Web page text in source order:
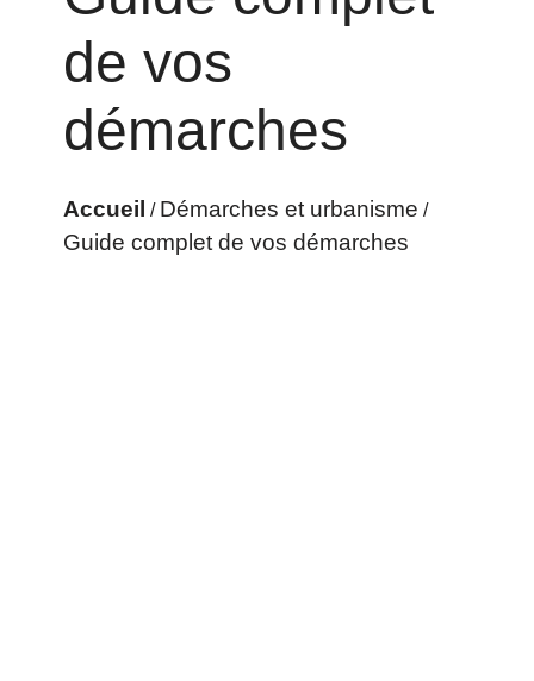
de vos
démarches
Accueil / Démarches et urbanisme /
Guide complet de vos démarches